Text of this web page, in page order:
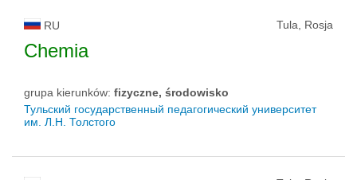
RU Tula, Rosja
Chemia
grupa kierunków: fizyczne, środowisko
Тульский государственный педагогический университет
им. Л.Н. Толстого